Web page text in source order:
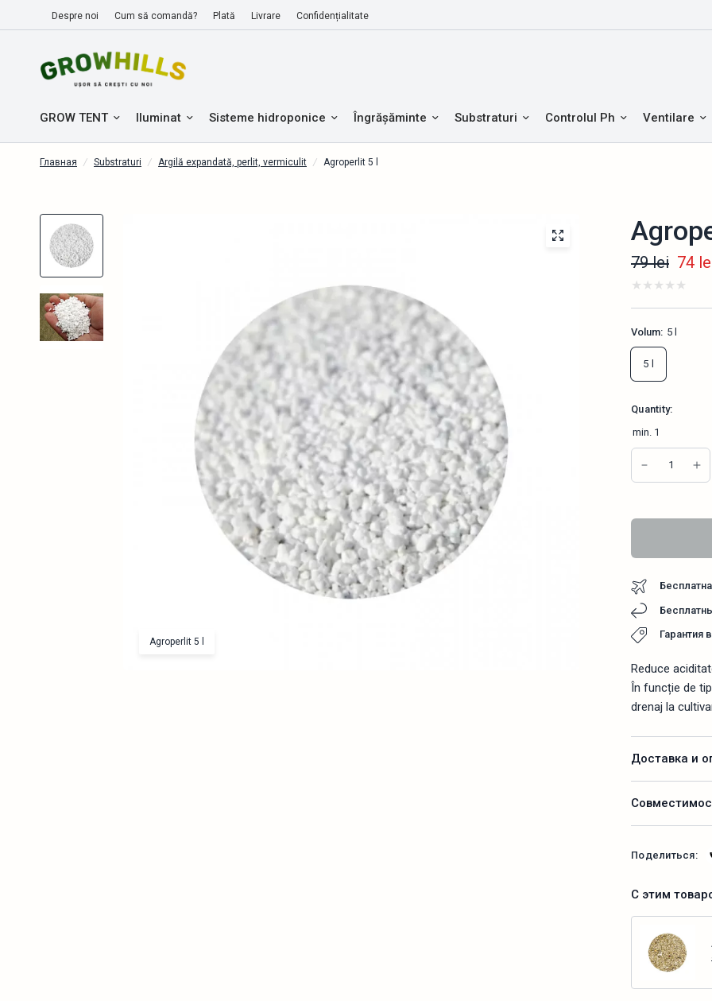
Despre noi Cum să comandă? Plată Livrare Confidențialitate
GROW TENT Iluminat Sisteme hidroponice Îngrășăminte Substraturi Controlul Ph Ventilare
Главная / Substraturi / Argilă expandată, perlit, vermiculit / Agroperlit 5 l
Agroperlit 5 l Agroperlit 5 l
79 lei 74
Volum: 5 l
5 l
Quantity:
min. 1
Гарантия
Reduce
În funcție de
drenaj la
Доставка и
Поделиться:
С этим